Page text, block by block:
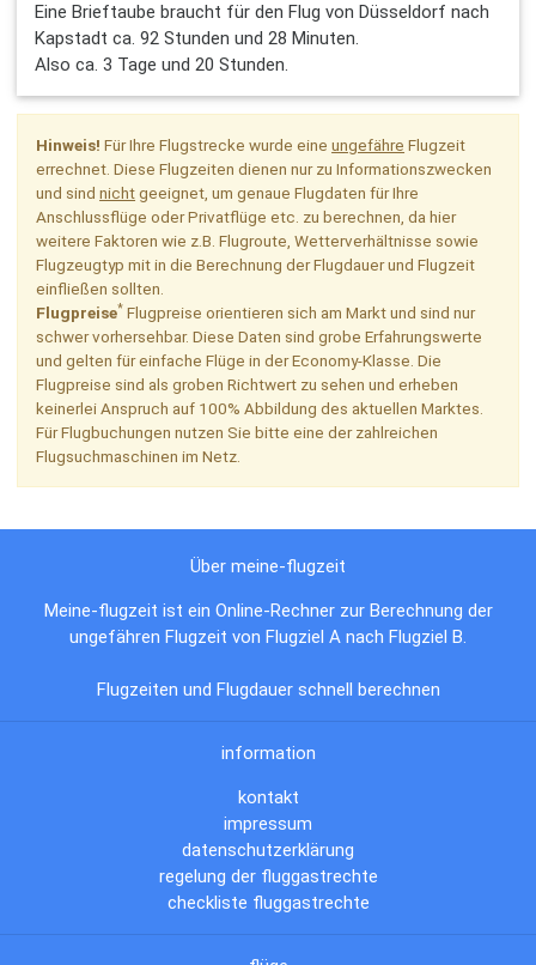
Eine Brieftaube braucht für den Flug von Düsseldorf nach
Kapstadt ca. 92 Stunden und 28 Minuten.
Also ca. 3 Tage und 20 Stunden.
Hinweis! Für Ihre Flugstrecke wurde eineungefähre Flugzeit
errechnet. Diese Flugzeiten dienen nur zu Informationszwecken
und sindnichtgeeignet, um genaue Flugdaten für Ihre
Anschlussflüge oder Privatflüge etc. zu berechnen, da hier
weitere Faktoren wie z.B. Flugroute, Wetterverhältnisse sowie
Flugzeugtyp mit in die Berechnung der Flugdauer und Flugzeit
einfließen sollten.
Flugpreise* Flugpreise orientieren sich am Markt und sind nur
schwer vorhersehbar. Diese Daten sind grobe Erfahrungswerte
und gelten für einfache Flüge in der Economy-Klasse. Die
Flugpreise sind als groben Richtwert zu sehen und erheben
keinerlei Anspruch auf 100% Abbildung des aktuellen Marktes.
Für Flugbuchungen nutzen Sie bitte eine der zahlreichen
Flugsuchmaschinen im Netz.
Über meine-flugzeit
Meine-flugzeit ist ein Online-Rechner zur Berechnung der
ungefähren Flugzeit von Flugziel A nach Flugziel B.
Flugzeiten und Flugdauer schnell berechnen
information
kontakt
impressum
datenschutzerklärung
regelung der fluggastrechte
checkliste fluggastrechte